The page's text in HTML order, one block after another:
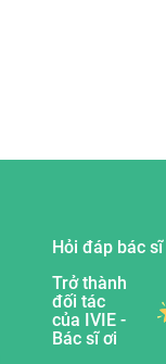
Hỏi đáp bác sĩ
Trở thành
đối tác
của IVIE -
Bác sĩ ơi